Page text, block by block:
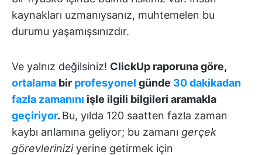
kaynakları uzmanıysanız, muhtemelen bu
durumu yaşamışsınızdır.
Ve yalnız değilsiniz! ClickUp raporuna göre,
ortalama bir profesyonel günde 30 dakikadan
fazla zamanını işle ilgili bilgileri aramakla
geçiriyor. Bu, yılda 120 saatten fazla zaman
kaybı anlamına geliyor; bu zamanı gerçek
görevleriniziyerine getirmek için